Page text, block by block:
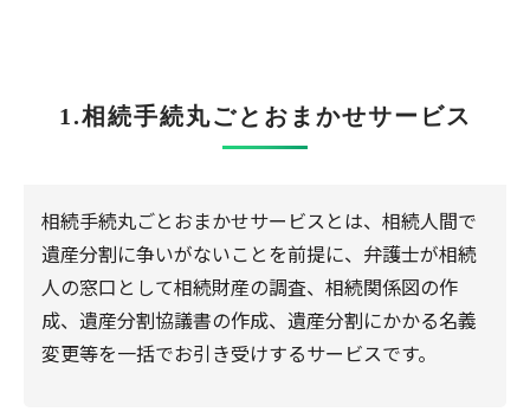
1.相続手続丸ごとおまかせサービス
相続手続丸ごとおまかせサービスとは、相続人間で
遺産分割に争いがないことを前提に、弁護士が相続
人の窓口として相続財産の調査、相続関係図の作
成、遺産分割協議書の作成、遺産分割にかかる名義
変更等を一括でお引き受けするサービスです。